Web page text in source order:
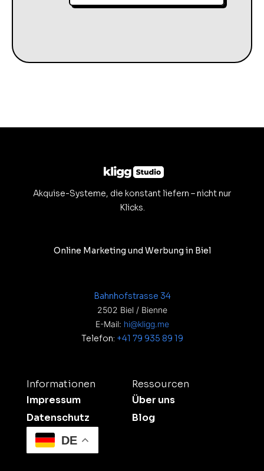
Akquise-Systeme, die konstant liefern – nicht nur
Klicks.
Online Marketing und Werbung in Biel
Bahnhofstrasse 34
2502 Biel / Bienne
E-Mail: hi@kligg.me
Telefon: +41 79 935 89 19
Informationen
Impressum
Datenschutz
Ressourcen
Über uns
Blog
DE